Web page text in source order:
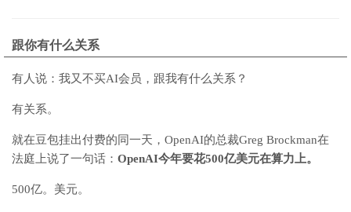
跟你有什么关系
有人说：我又不买AI会员，跟我有什么关系？
有关系。
就在豆包挂出付费的同一天，OpenAI的总裁Greg Brockman在
法庭上说了一句话： OpenAI今年要花500亿美元在算力上。
500亿。美元。